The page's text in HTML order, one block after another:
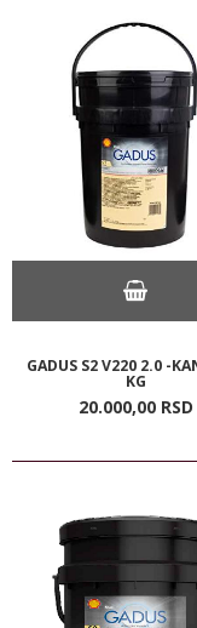
GADUS S2 V220 2.0 -
KG
20.000,00 RSD